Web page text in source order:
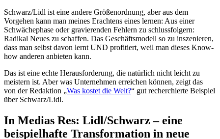
Schwarz/Lidl ist eine andere Größenordnung, aber aus dem
Vorgehen kann man meines Erachtens eines lernen: Aus einer
Schwächephase oder gravierenden Fehlern zu schlussfolgern:
Radikal Neues zu schaffen. Das Geschäftsmodell so zu inszenieren,
dass man selbst davon lernt UND profitiert, weil man dieses Know-
how anderen anbieten kann.
Das ist eine echte Herausforderung, die natürlich nicht leicht zu
meistern ist. Aber was Unternehmen erreichen können, zeigt das
von der Redaktion „Was kostet die Welt?“ gut recherchierte Beispiel
über Schwarz/Lidl.
In Medias Res: Lidl/Schwarz – eine
beispielhafte Transformation in neue